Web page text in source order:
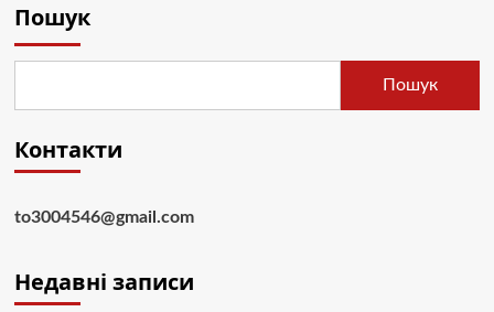
Пошук
Пошук
Контакти
to3004546@gmail.com
Недавні записи